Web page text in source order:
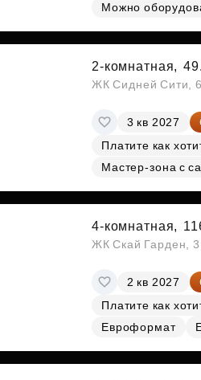
Можно
2-комнатная,
ЖК Сидней Сити,
3 кв 2027
Платите как
Мастер-зона с
4-комнатная,
ЖК Скай Гарден,
2 кв 2027
Платите как
Евроформат